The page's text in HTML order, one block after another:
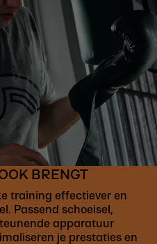
BRENGT
training effectiever en
Passend schoeisel,
apparatuur
je prestaties en